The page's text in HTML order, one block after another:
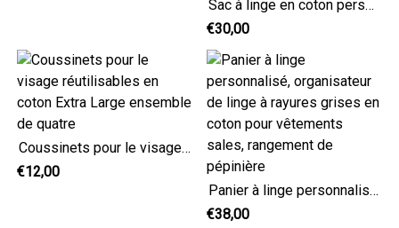
Sac à linge en coton personnalisé, panier à linge à rayures bleu marine pour le collège, sac de camp de lingerie nautique
€30,00
Coussinets pour le visage réutilisables en coton Extra Large ensemble de quatre
€12,00
Panier à linge personnalisé, organisateur de linge à rayures grises en coton pour vêtements sales, rangement de pépinière
€38,00